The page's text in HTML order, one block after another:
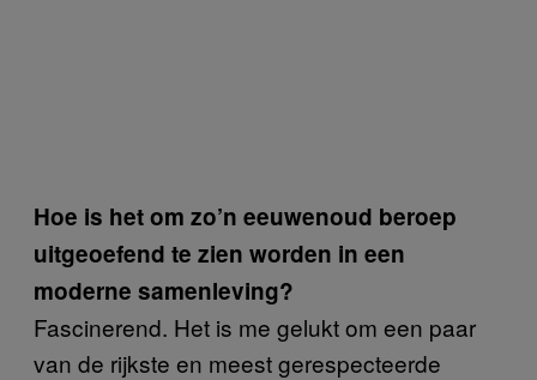
Hoe is het om zo’n eeuwenoud beroep
uitgeoefend te zien worden in een
moderne samenleving?
Fascinerend. Het is me gelukt om een paar
van de rijkste en meest gerespecteerde